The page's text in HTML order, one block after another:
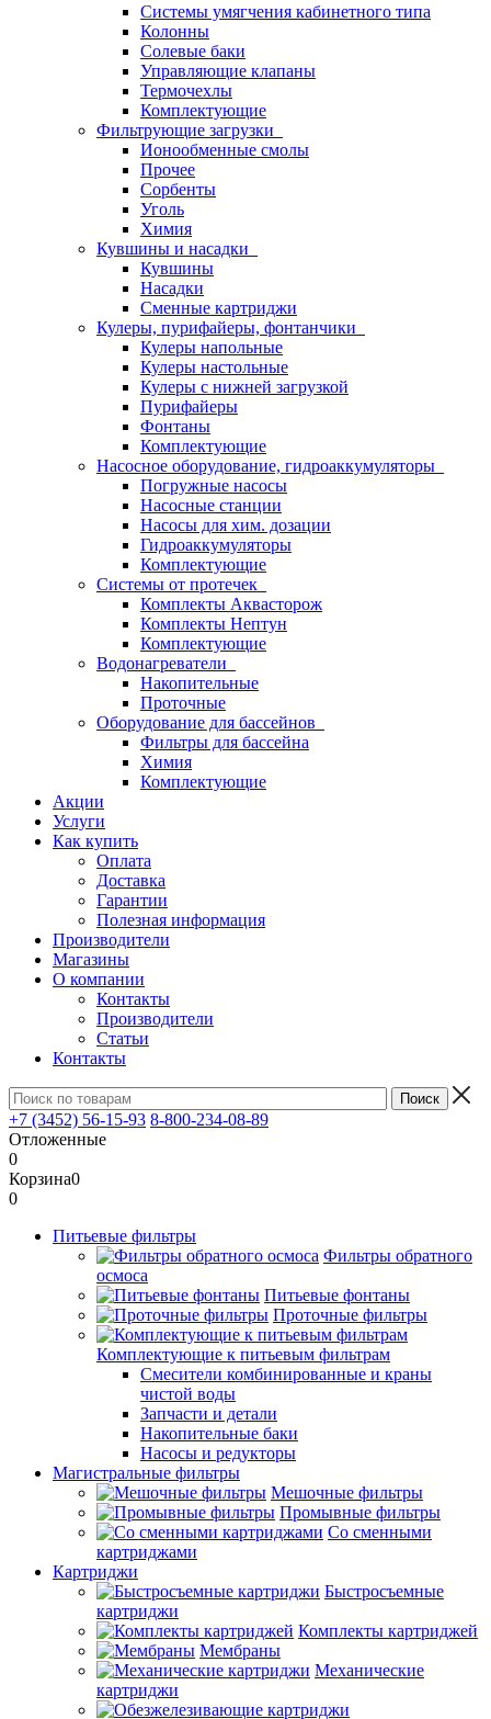
Системы умягчения кабинетного типа
Колонны
Солевые баки
Управляющие клапаны
Термочехлы
Комплектующие
Фильтрующие загрузки
Ионообменные смолы
Прочее
Сорбенты
Уголь
Химия
Кувшины и насадки
Кувшины
Насадки
Сменные картриджи
Кулеры, пурифайеры, фонтанчики
Кулеры напольные
Кулеры настольные
Кулеры с нижней загрузкой
Пурифайеры
Фонтаны
Комплектующие
Насосное оборудование, гидроаккумуляторы
Погружные насосы
Насосные станции
Насосы для хим. дозации
Гидроаккумуляторы
Комплектующие
Системы от протечек
Комплекты Аквасторож
Комплекты Нептун
Комплектующие
Водонагреватели
Накопительные
Проточные
Оборудование для бассейнов
Фильтры для бассейна
Химия
Комплектующие
Акции
Услуги
Как купить
Оплата
Доставка
Гарантии
Полезная информация
Производители
Магазины
О компании
Контакты
Производители
Статьи
Контакты
+7 (3452) 56-15-93 8-800-234-08-89
Отложенные
0
Корзина0
0
Питьевые фильтры
Фильтры обратного
осмоса
Питьевые фонтаны
Проточные фильтры
Комплектующие к питьевым фильтрам
Смесители комбинированные и краны
чистой воды
Запчасти и детали
Накопительные баки
Насосы и редукторы
Магистральные фильтры
Мешочные фильтры
Промывные фильтры
Со сменными
картриджами
Картриджи
Быстросъемные
картриджи
Комплекты картриджей
Мембраны
Механические
картриджи